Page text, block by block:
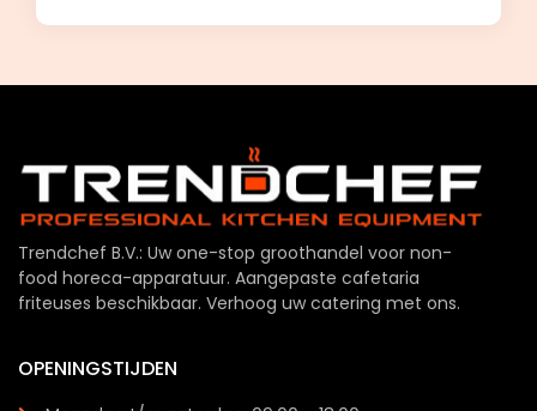
Trendchef B.V.: Uw one-stop groothandel voor non-
food horeca-apparatuur. Aangepaste cafetaria
friteuses beschikbaar. Verhoog uw catering met ons.
OPENINGSTIJDEN